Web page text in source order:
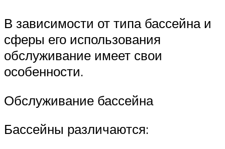
В зависимости от типа бассейна и
сферы его использования
обслуживание имеет свои
особенности.
Обслуживание бассейна
Бассейны различаются: